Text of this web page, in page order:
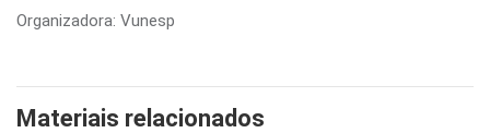
Organizadora: Vunesp
Materiais relacionados